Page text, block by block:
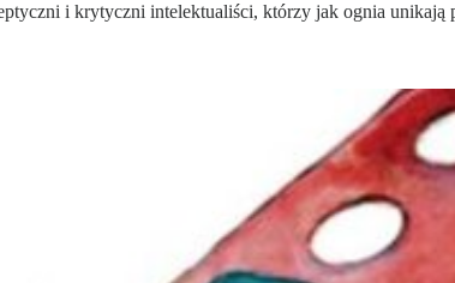
i krytyczni intelektualiści, którzy jak ognia unikają